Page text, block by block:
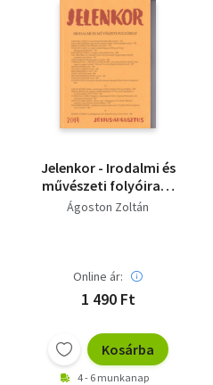
Jelenkor - Irodalmi és
művészeti folyóirat -
2014. július-augusztus
Ágoston Zoltán
Online ár:
1 490 Ft
Kosárba
4 - 6 munkanap